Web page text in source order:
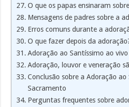
O que os papas ensinaram
Mensagens de padres sobre a
Erros comuns durante a
O que fazer depois da
Adoração ao Santíssimo ao
Adoração, louvor e veneração
Conclusão sobre a Adoração ao
Sacramento
Perguntas frequentes sobre